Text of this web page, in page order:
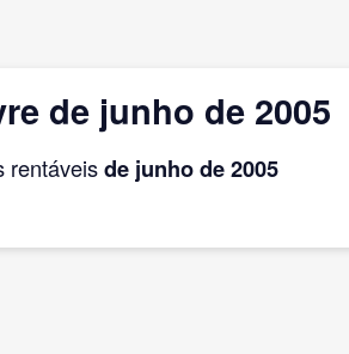
de junho de 2005
rentáveisde junhode 2005